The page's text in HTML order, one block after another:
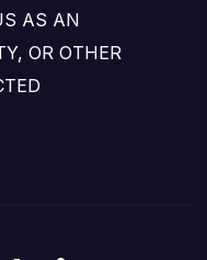
AS AN
OR OTHER